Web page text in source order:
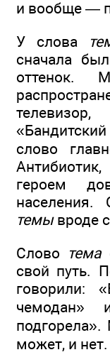
и вообще —
У слова
сначала
оттенок.
слово
героем
населения.
темывроде
Слово тема
свой путь.
говорили:
чемодан»
может, и нет.